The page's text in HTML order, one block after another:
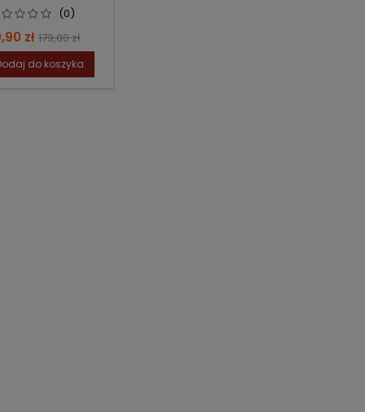
(0)
zł Cena
podstawowa
179,00 zł
do koszyka